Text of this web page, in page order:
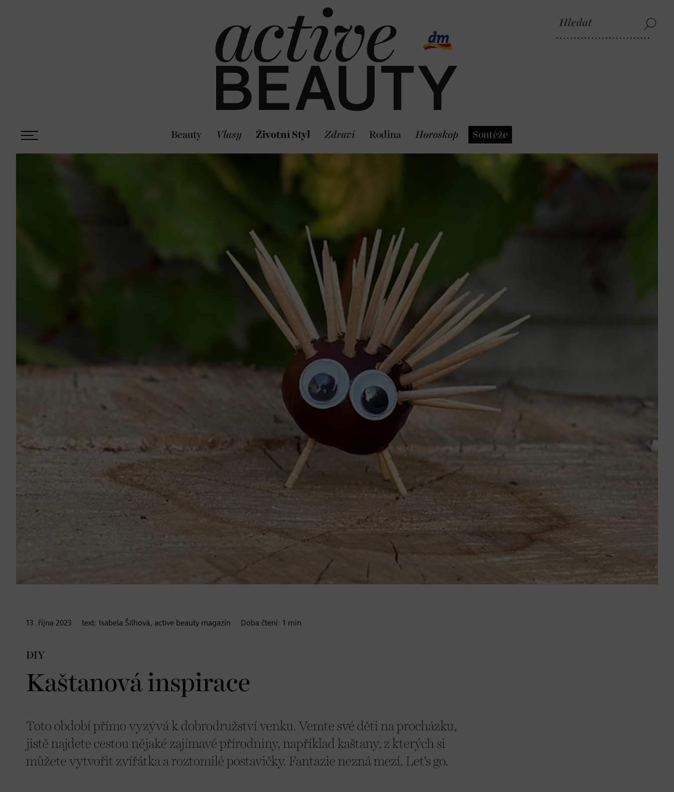
Beauty Vlasy Životní Styl Zdraví Rodina Horoskop Soutěže
13. října 2023 text: Isabela Šilhová, active beauty magazín Doba čtení: 1 min.
DIY
Kaštanová inspirace
Toto období přímo vyzývá k dobrodružství venku. Vemte své děti na procházku,
jistě najdete cestou nějaké zajímavé přírodniny, například kaštany, z kterých si
můžete vytvořit zvířátka a roztomilé postavičky. Fantazie nezná mezí. Let's go.